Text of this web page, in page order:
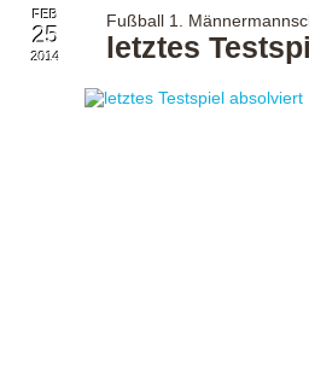
FEB
25
2014
Fußball 1.
letztes